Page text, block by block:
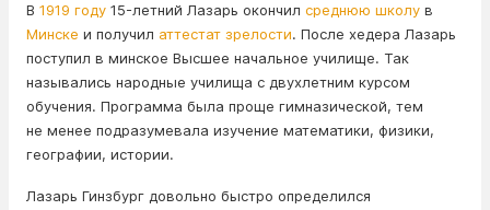
В 1919 году 15-летний Лазарь окончил среднюю школу в
Минске и получил аттестат зрелости. После хедера Лазарь
поступил в минское Высшее начальное училище. Так
назывались народные училища с двухлетним курсом
обучения. Программа была проще гимназической, тем
не менее подразумевала изучение математики, физики,
географии, истории.
Лазарь Гинзбург довольно быстро определился